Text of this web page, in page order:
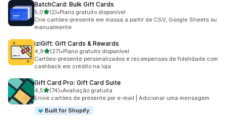
BatchCard: Bulk Gift Cards
5,0de 5 estrelas
(2)
2 avaliações ao todo
•Plano gratuito disponível
Crie cartões-presente em massa a partir de CSV, Google Sheets ou
manualmente
iziGift: Gift Cards & Rewards
4,9de 5 estrelas
(27)
27 avaliações ao todo
•Plano gratuito disponível
Cartões-presente personalizados e recompensas de fidelidade com
cashback em crédito na loja
Gift Card Pro: Gift Card Suite
4,5de 5 estrelas
(74)
74 avaliações ao todo
•Avaliação gratuita
Envie cartões de presente por e-mail | Adicionar uma mensagem
Built for Shopify